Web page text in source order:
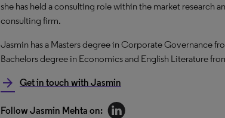
she has held a consulting role within the market research
consulting firm. ​
Jasmin has a Masters degree in Corporate Governance
Bachelors degree in Economics and English Literature
arrow_forward Get in touch with Jasmin
Follow Jasmin Mehta on: